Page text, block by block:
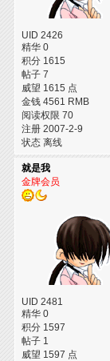
UID 2426
精华 0
积分 1615
帖子 7
威望 1615 点
金钱 4561 RMB
阅读权限 70
注册 2007-2-9
状态 离线
就是我
金牌会员
UID 2481
精华 0
积分 1597
帖子 1
威望 1597 点